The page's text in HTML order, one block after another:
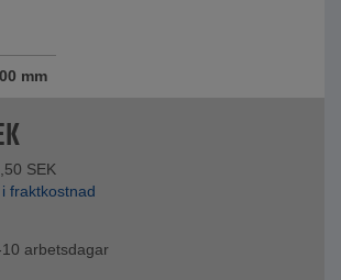
mm
SEK
i fraktkostnad
arbetsdagar